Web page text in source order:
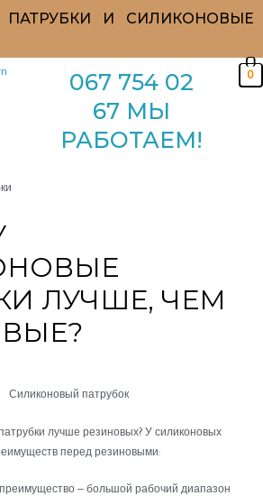
И СИЛИКОНОВЫЕ
067 754 02
67 МЫ
РАБОТАЕМ!
0
ЛУЧШЕ, ЧЕМ
лучше резиновых? У силиконовых
перед резиновыми:
– большой рабочий диапазон